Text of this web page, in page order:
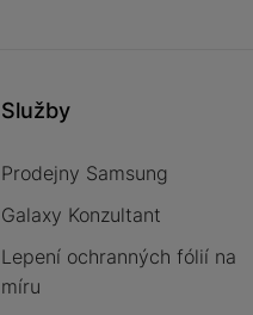
Služby
Prodejny Samsung
Galaxy Konzultant
Lepení ochranných fólií na
míru